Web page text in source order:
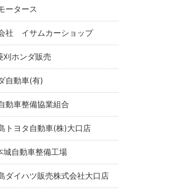
ータース
社 イサムカーショップ
刈ホンダ販売
自動車(有)
動車整備協業組合
トヨタ自動車(株)大口店
城自動車整備工場
ダイハツ販売株式会社大口店